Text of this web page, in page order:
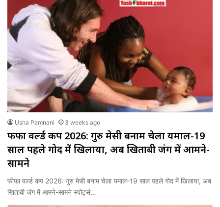
Usha Pamnani 3 weeks ago
फीफा वर्ल्ड कप 2026: गुरु मेसी बनाम चेला यमाल-19
साल पहले गोद में खिलाया, अब खिताबी जंग में आमने-
सामने
फीफा वर्ल्ड कप 2026: गुरु मेसी बनाम चेला यमाल-19 साल पहले गोद में खिलाया, अब
खिताबी जंग में आमने-सामने स्पोर्ट्स…